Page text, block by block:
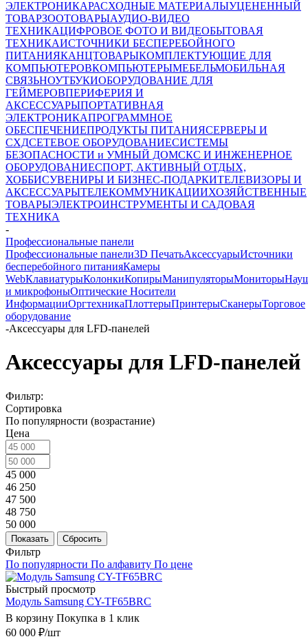
ЭЛЕКТРОНИКАРАСХОДНЫЕ МАТЕРИАЛЫУЦЕНЕННЫЙ
ТОВАРЗООТОВАРЫАУДИО-ВИДЕО
ТЕХНИКАЦИФРОВОЕ ФОТО И ВИДЕОБЫТОВАЯ
ТЕХНИКАИСТОЧНИКИ БЕСПЕРЕБОЙНОГО
ПИТАНИЯКАНЦТОВАРЫКОМПЛЕКТУЮЩИЕ ДЛЯ
КОМПЬЮТЕРОВКОМПЬЮТЕРЫМЕБЕЛЬМОБИЛЬНАЯ
СВЯЗЬНОУТБУКИОБОРУДОВАНИЕ ДЛЯ
ГЕЙМЕРОВПЕРИФЕРИЯ И
АКСЕССУАРЫПОРТАТИВНАЯ
ЭЛЕКТРОНИКАПРОГРАММНОЕ
ОБЕСПЕЧЕНИЕПРОДУКТЫ ПИТАНИЯСЕРВЕРЫ И
СХДСЕТЕВОЕ ОБОРУДОВАНИЕСИСТЕМЫ
БЕЗОПАСНОСТИ и УМНЫЙ ДОМСКС И ИНЖЕНЕРНОЕ
ОБОРУДОВАНИЕСПОРТ, АКТИВНЫЙ ОТДЫХ,
ХОББИСУВЕНИРЫ И БИЗНЕС-ПОДАРКИТЕЛЕВИЗОРЫ И
АКСЕССУАРЫТЕЛЕКОММУНИКАЦИИХОЗЯЙСТВЕННЫЕ
ТОВАРЫЭЛЕКТРОИНСТРУМЕНТЫ И САДОВАЯ
ТЕХНИКА
-
Профессиональные панели
Профессиональные панели3D ПечатьАксессуарыИсточники
бесперебойного питанияКамеры
WebКлавиатурыКолонкиКопирыМанипуляторыМониторы
и микрофоныОптические Носители
ИнформацииОргтехникаПлоттерыПринтерыСканерыТорговое
оборудование
-Аксессуары для LFD-панелей
Аксессуары для LFD-панелей
Фильтр:
Сортировка
По популярности (возрастание)
Цена
45 000
46 250
47 500
48 750
50 000
Показать Сбросить
Фильтр
По популярности По алфавиту По цене
Быстрый просмотр
Модуль Samsung CY-TF65BRC
В корзину Покупка в 1 клик
60 000 ₽/шт